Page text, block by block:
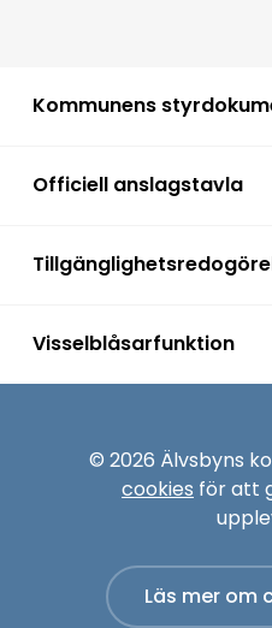
Kommunens
Officiell anslagstavla
Visselblåsarfunktion
© 2026 Älvsbyns
cookies för att
Läs mer om